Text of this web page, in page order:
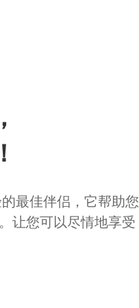
最佳伴侣，它帮助您
让您可以尽情地享受